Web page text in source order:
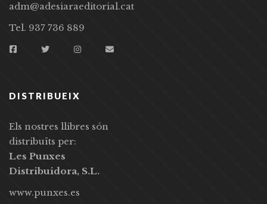
adm@adesiaraeditorial.cat
Tel. 937 736 889
DISTRIBUEIX
Els nostres llibres són
distribuïts per:
Les Punxes
Distribuidora, S.L.
www.punxes.es